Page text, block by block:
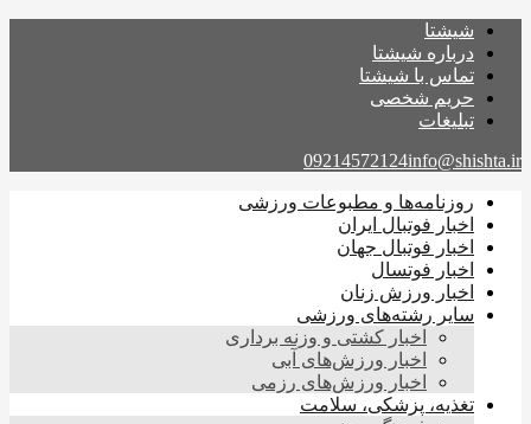
شیشتا
درباره شیشتا
تماس با شیشتا
حریم شخصی
تبلیغات
09214572124info@shishta.ir
روزنامه‌ها و مطبوعات ورزشی
اخبار فوتبال ایران
اخبار فوتبال جهان
اخبار فوتسال
اخبار ورزش زنان
سایر رشته‌های ورزشی
اخبار کشتی و وزنه برداری
اخبار ورزش‌های آبی
اخبار ورزش‌های رزمی
تغذیه، پزشکی، سلامت